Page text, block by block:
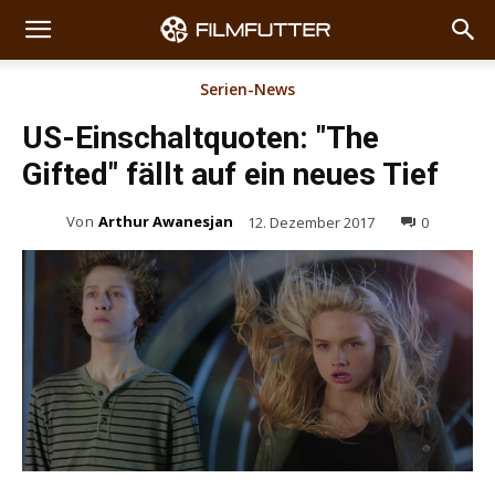
Serien-News
US-Einschaltquoten: "The
Gifted" fällt auf ein neues Tief
Von Arthur Awanesjan 12. Dezember 2017 0